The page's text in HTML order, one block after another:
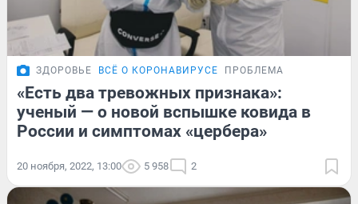
ЗДОРОВЬЕ ВСЁ О КОРОНАВИРУСЕ ПРОБЛЕМА
«Есть два тревожных признака»:
ученый — о новой вспышке ковида в
России и симптомах «цербера»
20 ноября, 2022, 13:00 5 958 2